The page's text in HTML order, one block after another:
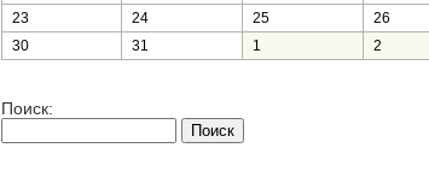
23
24 25 26
30
31 1 2
Поиск: